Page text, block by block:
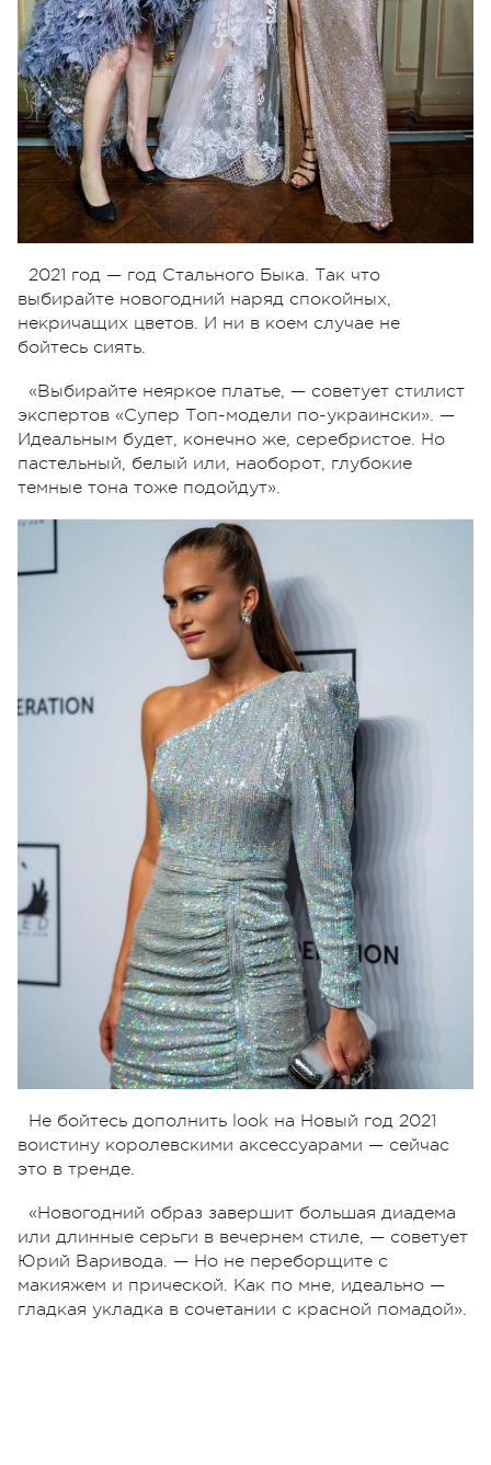
2021 год — год Стального Быка. Так что
выбирайте новогодний наряд спокойных,
некричащих цветов. И ни в коем случае не
бойтесь сиять.
«Выбирайте неяркое платье, — советует стилист
экспертов «Супер Топ-модели по-украински». —
Идеальным будет, конечно же, серебристое. Но
пастельный, белый или, наоборот, глубокие
темные тона тоже подойдут».
Не бойтесь дополнить look на Новый год 2021
воистину королевскими аксессуарами — сейчас
это в тренде.
«Новогодний образ завершит большая диадема
или длинные серьги в вечернем стиле, — советует
Юрий Варивода. — Но не переборщите с
макияжем и прической. Как по мне, идеально —
гладкая укладка в сочетании с красной помадой».